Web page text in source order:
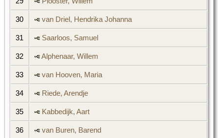
30 van Driel, Hendrika Johanna
31 Saarloos, Samuel
32 Alphenaar, Willem
33 van Hooven, Maria
34 Riede, Arendje
35 Kabbedijk, Aart
36 van Buren, Barend